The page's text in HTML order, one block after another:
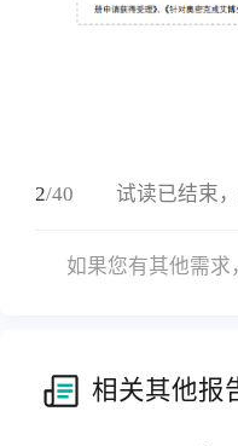
2/40 试读已结束
如果您有其他需求
相关其他报